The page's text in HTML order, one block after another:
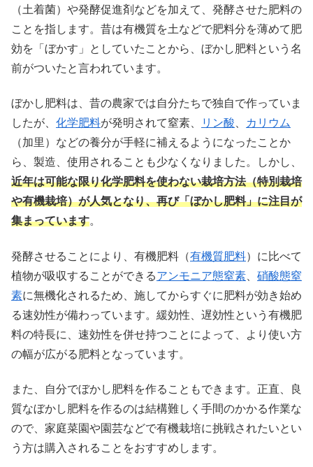
（土着菌）や発酵促進剤などを加えて、発酵させた肥料の
ことを指します。昔は有機質を土などで肥料分を薄めて肥
効を「ぼかす」としていたことから、ぼかし肥料という名
前がついたと言われています。
ぼかし肥料は、昔の農家では自分たちで独自で作っていま
したが、 化学肥料が発明されて窒素、 リン酸
カリウム
（加里）などの養分が手軽に補えるようになったことか
ら、製造、使用されることも少なくなりました。しかし、
近年は可能な限り化学肥料を使わない栽培方法（特別栽培
や有機栽培）が人気となり、再び「ぼかし肥料」に注目が
集まっています。
発酵させることにより、有機肥料（有機質肥料）に比べて
植物が吸収することができるアンモニア態窒素
硝酸態窒
素に無機化されるため、施してからすぐに肥料が効き始め
る速効性が備わっています。緩効性、遅効性という有機肥
料の特長に、速効性を併せ持つことによって、より使い方
の幅が広がる肥料となっています。
また、自分でぼかし肥料を作ることもできます。正直、良
質なぼかし肥料を作るのは結構難しく手間のかかる作業な
ので、家庭菜園や園芸などで有機栽培に挑戦されたいとい
う方は購入されることをおすすめします。